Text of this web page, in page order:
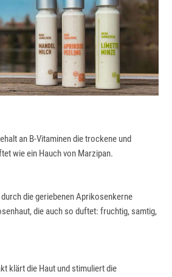
an B-Vitaminen die trockene und
wie ein Hauch von Marzipan.
die geriebenen Aprikosenkerne
die auch so duftet: fruchtig, samtig,
klärt die Haut und stimuliert die